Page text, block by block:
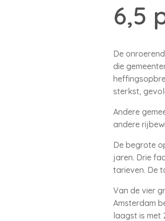
6,5
De
die
sterkst,
Andere
andere
De begrote
jaren. Drie
tarieven. De
Van de vier
Amsterdam
laagst is met